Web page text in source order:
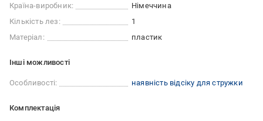
Країна-виробник:
Німеччина
Кількість лез:
1
Матеріал:
пластик
Iншi можливостi
Особливості: наявність відсіку для стружки
Комплектація